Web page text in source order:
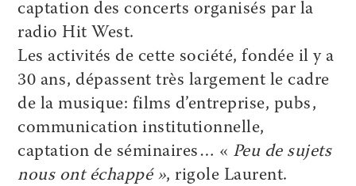
captation des concerts organisés par la
radio Hit West.
Les activités de cette société, fondée il y a
30 ans, dépassent très largement le cadre
de la musique: films d’entreprise, pubs,
communication institutionnelle,
captation de séminaires… « Peu de sujets
nous ont échappé », rigole Laurent.